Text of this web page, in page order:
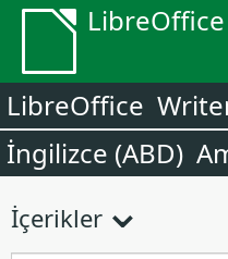
LibreOffice
LibreOffice
İngilizce (ABD)
İçerikler